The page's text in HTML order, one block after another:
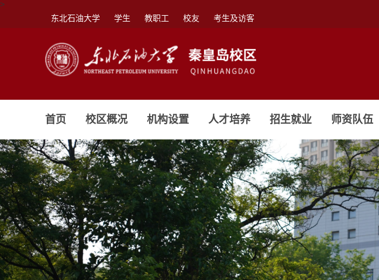
>
东北石油大学
学生 教职工 校友 考生及访客
首页 校区概况 机构设置 人才培养 招生就业 师资队伍